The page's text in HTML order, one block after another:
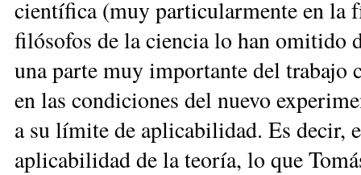
científica (muy particularmente en la
filósofos de la ciencia lo han omitido
una parte muy importante del
en las condiciones del nuevo
a su límite de aplicabilidad. Es decir,
aplicabilidad de la teoría, lo que